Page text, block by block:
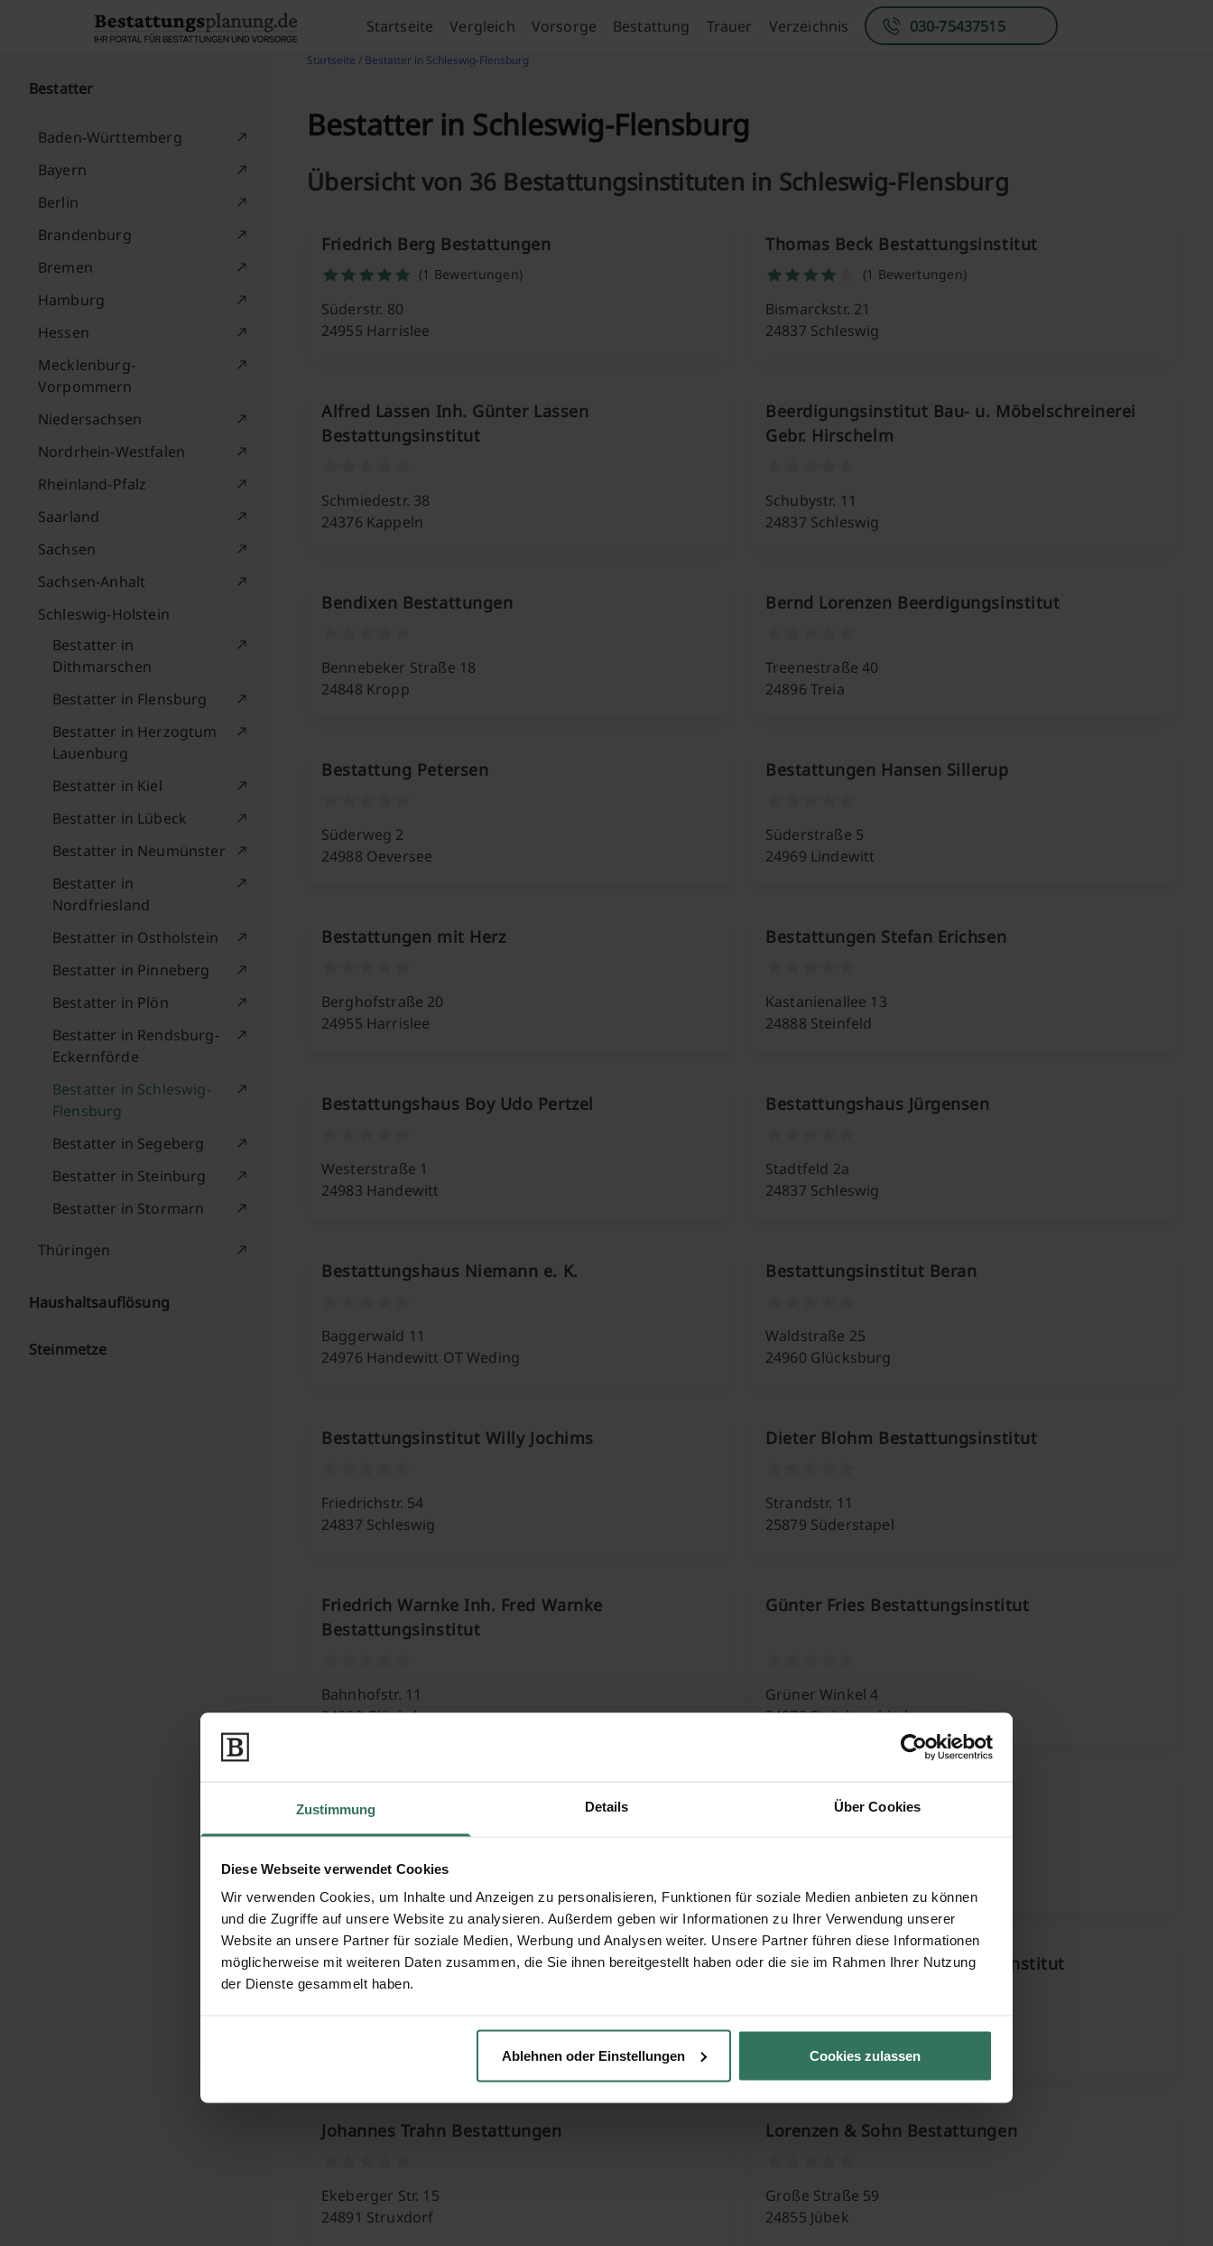
Zustimmung Details Über Cookies
Diese Webseite verwendet Cookies
Wir verwenden Cookies, um Inhalte und Anzeigen zu personalisieren, Funktionen für soziale Medien anbieten zu können
und die Zugriffe auf unsere Website zu analysieren. Außerdem geben wir Informationen zu Ihrer Verwendung unserer
Website an unsere Partner für soziale Medien, Werbung und Analysen weiter. Unsere Partner führen diese Informationen
möglicherweise mit weiteren Daten zusammen, die Sie ihnen bereitgestellt haben oder die sie im Rahmen Ihrer Nutzung
der Dienste gesammelt haben.
Ablehnen oder Einstellungen Cookies zulassen
Startseite Vergleich Vorsorge Bestattung Trauer Verzeichnis 030-75437515
Bestatter
Baden-Württemberg
Bayern
Berlin
Brandenburg
Bremen
Hamburg
Hessen
Mecklenburg-
Vorpommern
Niedersachsen
Nordrhein-Westfalen
Rheinland-Pfalz
Saarland
Sachsen
Sachsen-Anhalt
Schleswig-Holstein
Bestatter in
Dithmarschen
Bestatter in Flensburg
Bestatter in Herzogtum
Lauenburg
Bestatter in Kiel
Bestatter in Lübeck
Bestatter in Neumünster
Bestatter in
Nordfriesland
Bestatter in Ostholstein
Bestatter in Pinneberg
Bestatter in Plön
Bestatter in Rendsburg-
Eckernförde
Bestatter in Schleswig-
Flensburg
Bestatter in Segeberg
Bestatter in Steinburg
Bestatter in Stormarn
Thüringen
Haushaltsauflösung
Steinmetze
Startseite / Bestatter in Schleswig-Flensburg
Bestatter in Schleswig-Flensburg
Übersicht von 36 Bestattungsinstituten in Schleswig-Flensburg
Friedrich Berg Bestattungen
(1 Bewertungen)
Süderstr. 80
24955 Harrislee
Thomas Beck Bestattungsinstitut
(1 Bewertungen)
Bismarckstr. 21
24837 Schleswig
Alfred Lassen Inh. Günter Lassen
Bestattungsinstitut
Schmiedestr. 38
24376 Kappeln
Beerdigungsinstitut Bau- u. Möbelschreinerei
Gebr. Hirschelm
Schubystr. 11
24837 Schleswig
Bendixen Bestattungen
Bennebeker Straße 18
24848 Kropp
Bernd Lorenzen Beerdigungsinstitut
Treenestraße 40
24896 Treia
Bestattung Petersen
Süderweg 2
24988 Oeversee
Bestattungen Hansen Sillerup
Süderstraße 5
24969 Lindewitt
Bestattungen mit Herz
Berghofstraße 20
24955 Harrislee
Bestattungen Stefan Erichsen
Kastanienallee 13
24888 Steinfeld
Bestattungshaus Boy Udo Pertzel
Westerstraße 1
24983 Handewitt
Bestattungshaus Jürgensen
Stadtfeld 2a
24837 Schleswig
Bestattungshaus Niemann e. K.
Baggerwald 11
24976 Handewitt OT Weding
Bestattungsinstitut Beran
Waldstraße 25
24960 Glücksburg
Bestattungsinstitut Willy Jochims
Friedrichstr. 54
24837 Schleswig
Dieter Blohm Bestattungsinstitut
Strandstr. 11
25879 Süderstapel
Friedrich Warnke Inh. Fred Warnke
Bestattungsinstitut
Bahnhofstr. 11
24960 Glücksburg
Günter Fries Bestattungsinstitut
Grüner Winkel 4
24972 Steinbergkirche
Hans Green Tischlerei Drechslerei u. Bestattung Hansen Möbel Bestattungen
Hellmut Mumm Bestattungsinstitut Henning Rathjen Bestattungsinstitut
Klaus-Groth-Str. 5
24963 Tarp
Johannes Trahn Bestattungen
Ekeberger Str. 15
24891 Struxdorf
Lorenzen & Sohn Bestattungen
Große Straße 59
24855 Jübek